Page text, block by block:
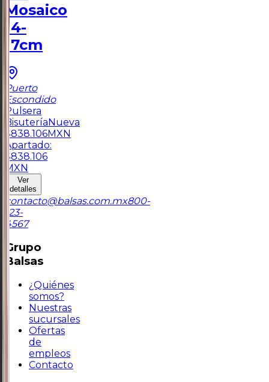
Mosaico
14-
17cm
Puerto
Escondido
Pulsera
BisuteríaNueva
$838.106MXN
Apartado:
$838.106
MXN
Ver
detalles
contacto@balsas.com.mx800-
123-
4567
Grupo
Balsas
¿Quiénes
somos?
Nuestras
sucursales
Ofertas
de
empleos
Contacto